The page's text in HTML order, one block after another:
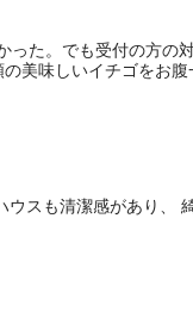
った。でも受付の方の
美味しいイチゴをお
スも清潔感があり、